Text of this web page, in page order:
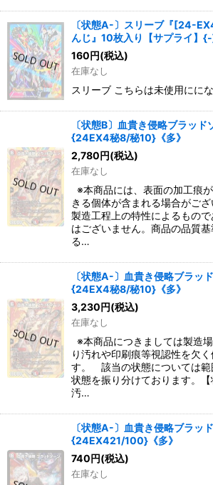
〔状態A-〕スリーブ『[24-
んじ』10枚入り【サプライ】
160円(税込)
在庫なし
スリーブ こちらは未使用ににな
〔状態B〕血貴き侵略ブラッド
{24EX4秘8/秘10}《多》
2,780円(税込)
在庫なし
※本商品には、表面の加工痕
きる個体が含まれる場合がご
製造工程上の特性によるもの
はございません。商品の品質
る…
〔状態A-〕血貴き侵略ブラッド
{24EX4秘8/秘10}《多》
3,230円(税込)
在庫なし
※本商品につきましては製造
り汚れや印刷痕等視認性を欠
す。 該当の状態については範
状態を振り分けております。
汚…
〔状態A-〕血貴き侵略ブラッド
{24EX421/100}《多》
740円(税込)
在庫なし